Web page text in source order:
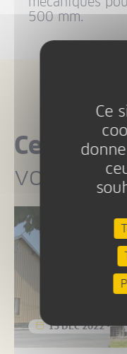
500 mm.
Ces
vous
-31 DÉC 202913 DÉC 2022-31
Ce